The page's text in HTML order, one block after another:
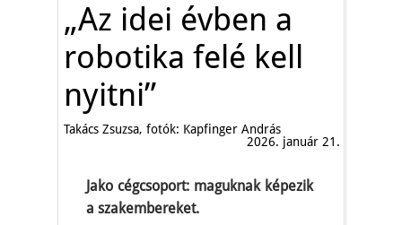
„Az idei évben a
robotika felé kell
nyitni”
Takács Zsuzsa, fotók: Kapfinger András
2026. január 21.
Jako cégcsoport: maguknak képezik
a szakembereket.